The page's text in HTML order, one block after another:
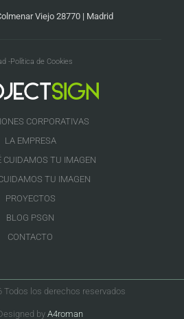
Viejo 28770 | Madrid
-Política de Cookies
CORPORATIVAS
LA EMPRESA
CUIDAMOS TU IMAGEN
TU IMAGEN
PROYECTOS
BLOG PSGN
CONTACTO
Todos los derechos reservados
byA4roman